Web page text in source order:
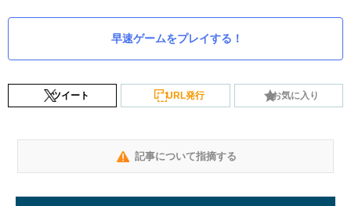
早速ゲームをプレイする！
ツイート URL発行 お気に入り
記事について指摘する